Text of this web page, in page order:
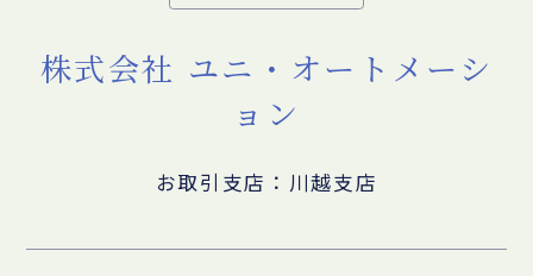
株式会社 ユニ・オートメーシ
ョン
お取引支店：川越支店